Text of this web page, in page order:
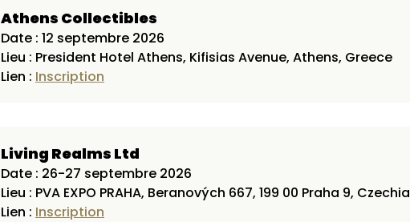
Athens Collectibles
Date : 12 septembre 2026
Lieu : President Hotel Athens, Kifisias Avenue, Athens, Greece
Lien : Inscription
Living Realms Ltd
Date : 26-27 septembre 2026
Lieu : PVA EXPO PRAHA, Beranových 667, 199 00 Praha 9, Czechia
Lien : Inscription